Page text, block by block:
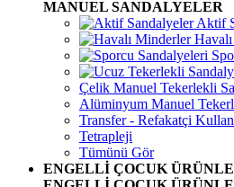
MANUEL SANDALYELER
Aktif
Çelik Manuel Tekerlekli
Alüminyum Manuel
Transfer - Refakatçi
Tetrapleji
Tümünü Gör
ENGELLİ ÇOCUK